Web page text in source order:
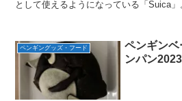
として使えるようになっている「Suica
ペンギングッズ・フード
ペンギン
ンパン2023